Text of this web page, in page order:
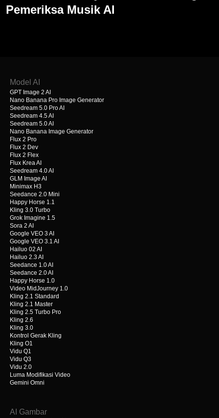
Pemeriksa Musik AI
Model AI
GPT Image 2 AI
Nano Banana Pro Image Generator
Seedream 5.0 Pro AI
Seedream 4.5 AI
Seedream 5.0 AI
Nano Banana Image Generator
Flux 2 Pro
Flux 2 Dev
Flux 2 Flex
Flux Krea AI
Seedream 4.0 AI
GLM Image AI
Minimax H3
Seedance 2.0 Mini
Happy Horse 1.1
Kling 3.0 Turbo
Grok Imagine 1.5
Sora 2 AI
Google VEO 3 AI
Google VEO 3.1 AI
Hailuo 02 AI
Hailuo 2.3 AI
Seedance 1.0 AI
Seedance 2.0 AI
Happy Horse 1.0
Video MidJourney 1.0
Kling 2.1 Standard
Kling 2.1 Master
Kling 2.5 Turbo Pro
Kling 2.6
Kling 3.0
Kontrol Gerak Kling
Kling O1
Vidu Q1
Vidu Q3
Vidu 2.0
Luma Modifikasi Video
Gemini Omni
AI Gambar